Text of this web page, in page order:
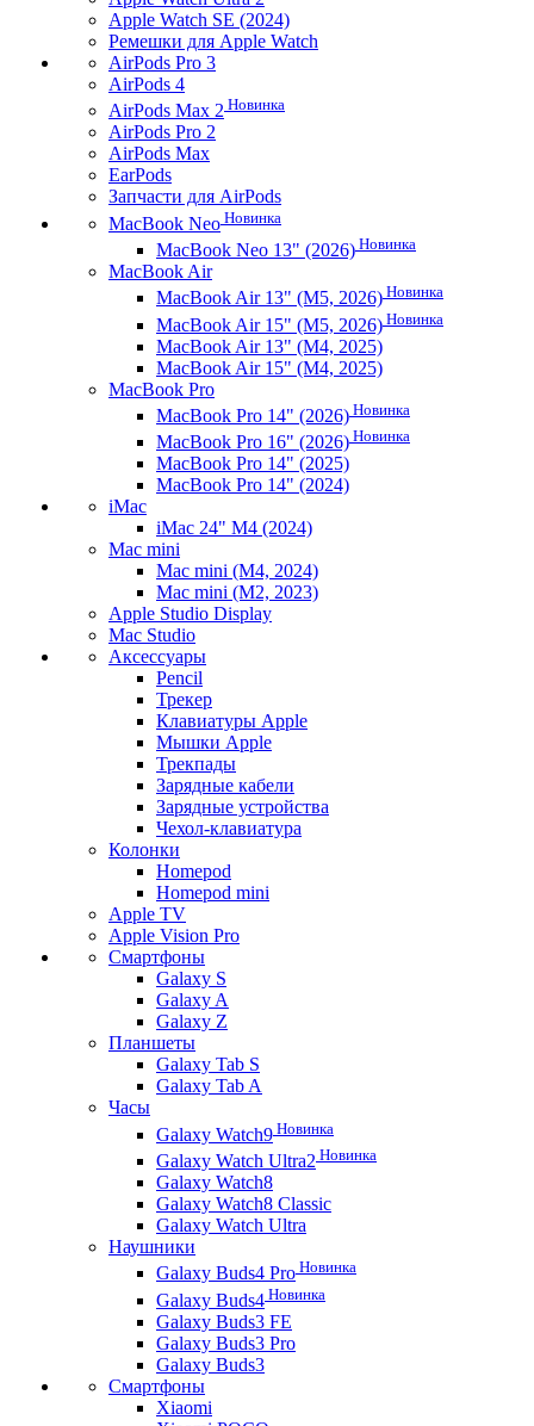
Apple Watch SE (2024)
Ремешки для Apple Watch
AirPods Pro 3
AirPods 4
AirPods Max 2 Новинка
AirPods Pro 2
AirPods Max
EarPods
Запчасти для AirPods
MacBook Neo Новинка
MacBook Neo 13" (2026) Новинка
MacBook Air
MacBook Air 13" (M5, 2026) Новинка
MacBook Air 15" (M5, 2026) Новинка
MacBook Air 13" (M4, 2025)
MacBook Air 15" (M4, 2025)
MacBook Pro
MacBook Pro 14" (2026) Новинка
MacBook Pro 16" (2026) Новинка
MacBook Pro 14" (2025)
MacBook Pro 14" (2024)
iMac
iMac 24" M4 (2024)
Mac mini
Mac mini (M4, 2024)
Mac mini (M2, 2023)
Apple Studio Display
Mac Studio
Аксессуары
Pencil
Трекер
Клавиатуры Apple
Мышки Apple
Трекпады
Зарядные кабели
Зарядные устройства
Чехол-клавиатура
Колонки
Homepod
Homepod mini
Apple TV
Apple Vision Pro
Смартфоны
Galaxy S
Galaxy A
Galaxy Z
Планшеты
Galaxy Tab S
Galaxy Tab A
Часы
Galaxy Watch9 Новинка
Galaxy Watch Ultra2 Новинка
Galaxy Watch8
Galaxy Watch8 Classic
Galaxy Watch Ultra
Наушники
Galaxy Buds4 Pro Новинка
Galaxy Buds4 Новинка
Galaxy Buds3 FE
Galaxy Buds3 Pro
Galaxy Buds3
Смартфоны
Xiaomi